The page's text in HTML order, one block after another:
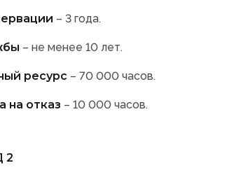
– 3 года.
– не менее 10 лет.
ресурс – 70 000 часов.
на отказ – 10 000 часов.
2